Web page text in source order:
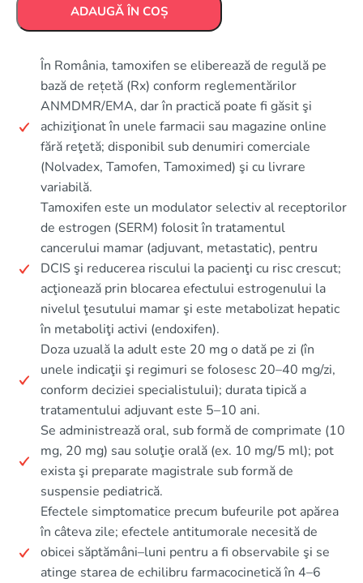
ADAUGĂ ÎN COȘ
În România, tamoxifen se eliberează de regulă pe
bază de rețetă (Rx) conform reglementărilor
ANMDMR/EMA, dar în practică poate fi găsit şi
achiziţionat în unele farmacii sau magazine online
fără reţetă; disponibil sub denumiri comerciale
(Nolvadex, Tamofen, Tamoximed) şi cu livrare
variabilă.
Tamoxifen este un modulator selectiv al receptorilor
de estrogen (SERM) folosit în tratamentul
cancerului mamar (adjuvant, metastatic), pentru
DCIS şi reducerea riscului la pacienţi cu risc crescut;
acţionează prin blocarea efectului estrogenului la
nivelul ţesutului mamar şi este metabolizat hepatic
în metaboliţi activi (endoxifen).
Doza uzuală la adult este 20 mg o dată pe zi (în
unele indicaţii şi regimuri se folosesc 20–40 mg/zi,
conform deciziei specialistului); durata tipică a
tratamentului adjuvant este 5–10 ani.
Se administrează oral, sub formă de comprimate (10
mg, 20 mg) sau soluţie orală (ex. 10 mg/5 ml); pot
exista şi preparate magistrale sub formă de
suspensie pediatrică.
Efectele simptomatice precum bufeurile pot apărea
în câteva zile; efectele antitumorale necesită de
obicei săptămâni–luni pentru a fi observabile şi se
atinge starea de echilibru farmacocinetică în 4–6